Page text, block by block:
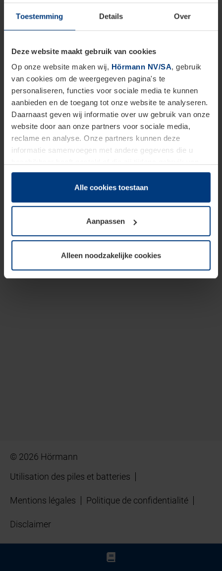
Toestemming Details Over
Deze website maakt gebruik van cookies
Op onze website maken wij, Hörmann NV/SA, gebruik
van cookies om de weergegeven pagina's te
personaliseren, functies voor sociale media te kunnen
aanbieden en de toegang tot onze website te analyseren.
Daarnaast geven wij informatie over uw gebruik van onze
website door aan onze partners voor sociale media,
reclame en analyse. Onze partners kunnen deze
informatie samenvoegen met andere gegevens die u
hun diensten hebben verzameld.
Juridisch hebben wij het recht om cookies op uw
van deze pagina's absoluut vereist is. Voor alle andere
soorten cookies is uw toestemming benodigd. Uw
toestemming kunt u op elk moment bij de uitleg van de
wijzigen of herroepen.
Alle cookies toestaan
Aanpassen
Alleen noodzakelijke cookies
© 2026 Hörmann
Utilisation des piles et batteries
Mentions légales Politique de confidentialité
Disclaimer